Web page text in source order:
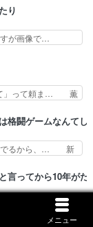
メニュー
の両親がモンス
苦しくなるほど
が外れ… 今回は
アニ… あとアイ
最高… まー、今回
ま… 達郎のオチに
んな事こんな事
コちゃんのバー
り
すが画像で…
けて嗅ぎ… あい
一人物… 今さら
。首… 佐々木と
って… 佐々木さん
… 田山から消臭ミ
らかったつもり
て」って頼ま… 薫
ら全然そ… 薫が通
日向… 思ったの
弁… とエピソー
ち… ①作文の定番
弟くんから昔の話
をも恐れぬ姉弟と
格闘ゲームなんてし
んでるから、… 新
が集まるか… 規律
の可愛… 何かに
わい… 先の一件
寮… 体育会系み
校… ３話、このタ
言ってから10年が
でもめっち… わ
て来た～♪… 隠し